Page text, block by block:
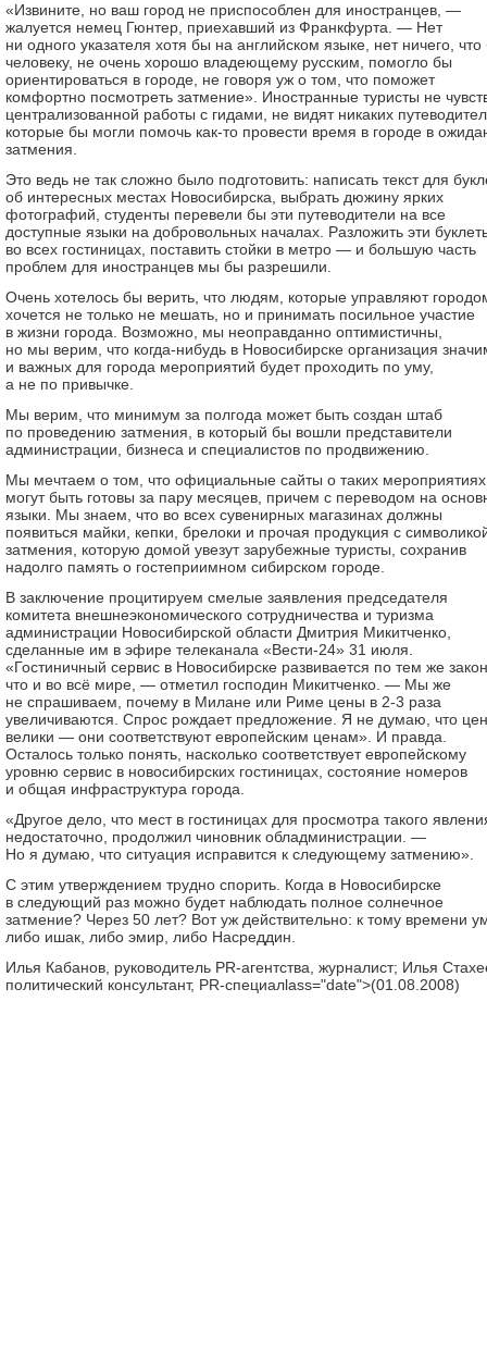
«Извините, но ваш город не приспособлен для иностранцев, —
жалуется немец Гюнтер, приехавший из Франкфурта. — Нет
ни одного указателя хотя бы на английском языке, нет ничего,
человеку, не очень хорошо владеющему русским, помогло бы
ориентироваться в городе, не говоря уж о том, что поможет
комфортно посмотреть затмение». Иностранные туристы не
централизованной работы с гидами, не видят никаких
которые бы могли помочь как-то провести время в городе в
затмения.
Это ведь не так сложно было подготовить: написать текст для
об интересных местах Новосибирска, выбрать дюжину ярких
фотографий, студенты перевели бы эти путеводители на все
доступные языки на добровольных началах. Разложить эти
во всех гостиницах, поставить стойки в метро — и большую часть
проблем для иностранцев мы бы разрешили.
Очень хотелось бы верить, что людям, которые управляют
хочется не только не мешать, но и принимать посильное участие
в жизни города. Возможно, мы неоправданно оптимистичны,
но мы верим, что когда-нибудь в Новосибирске организация
и важных для города мероприятий будет проходить по уму,
а не по привычке.
Мы верим, что минимум за полгода может быть создан штаб
по проведению затмения, в который бы вошли представители
администрации, бизнеса и специалистов по продвижению.
Мы мечтаем о том, что официальные сайты о таких мероприятиях
могут быть готовы за пару месяцев, причем с переводом на
языки. Мы знаем, что во всех сувенирных магазинах должны
появиться майки, кепки, брелоки и прочая продукция с
затмения, которую домой увезут зарубежные туристы, сохранив
надолго память о гостеприимном сибирском городе.
В заключение процитируем смелые заявления председателя
комитета внешнеэкономического сотрудничества и туризма
администрации Новосибирской области Дмитрия Микитченко,
сделанные им в эфире телеканала «Вести-24» 31 июля.
«Гостиничный сервис в Новосибирске развивается по тем же
что и во всё мире, — отметил господин Микитченко. — Мы же
не спрашиваем, почему в Милане или Риме цены в 2-3 раза
увеличиваются. Спрос рождает предложение. Я не думаю, что
велики — они соответствуют европейским ценам». И правда.
Осталось только понять, насколько соответствует европейскому
уровню сервис в новосибирских гостиницах, состояние номеров
и общая инфраструктура города.
«Другое дело, что мест в гостиницах для просмотра такого
недостаточно, продолжил чиновник обладминистрации. —
Но я думаю, что ситуация исправится к следующему затмению».
С этим утверждением трудно спорить. Когда в Новосибирске
в следующий раз можно будет наблюдать полное солнечное
затмение? Через 50 лет? Вот уж действительно: к тому времени
либо ишак, либо эмир, либо Насреддин.
Илья Кабанов, руководитель PR-агентства, журналист; Илья
политический консультант, PR-специалlass="date">(01.08.2008)